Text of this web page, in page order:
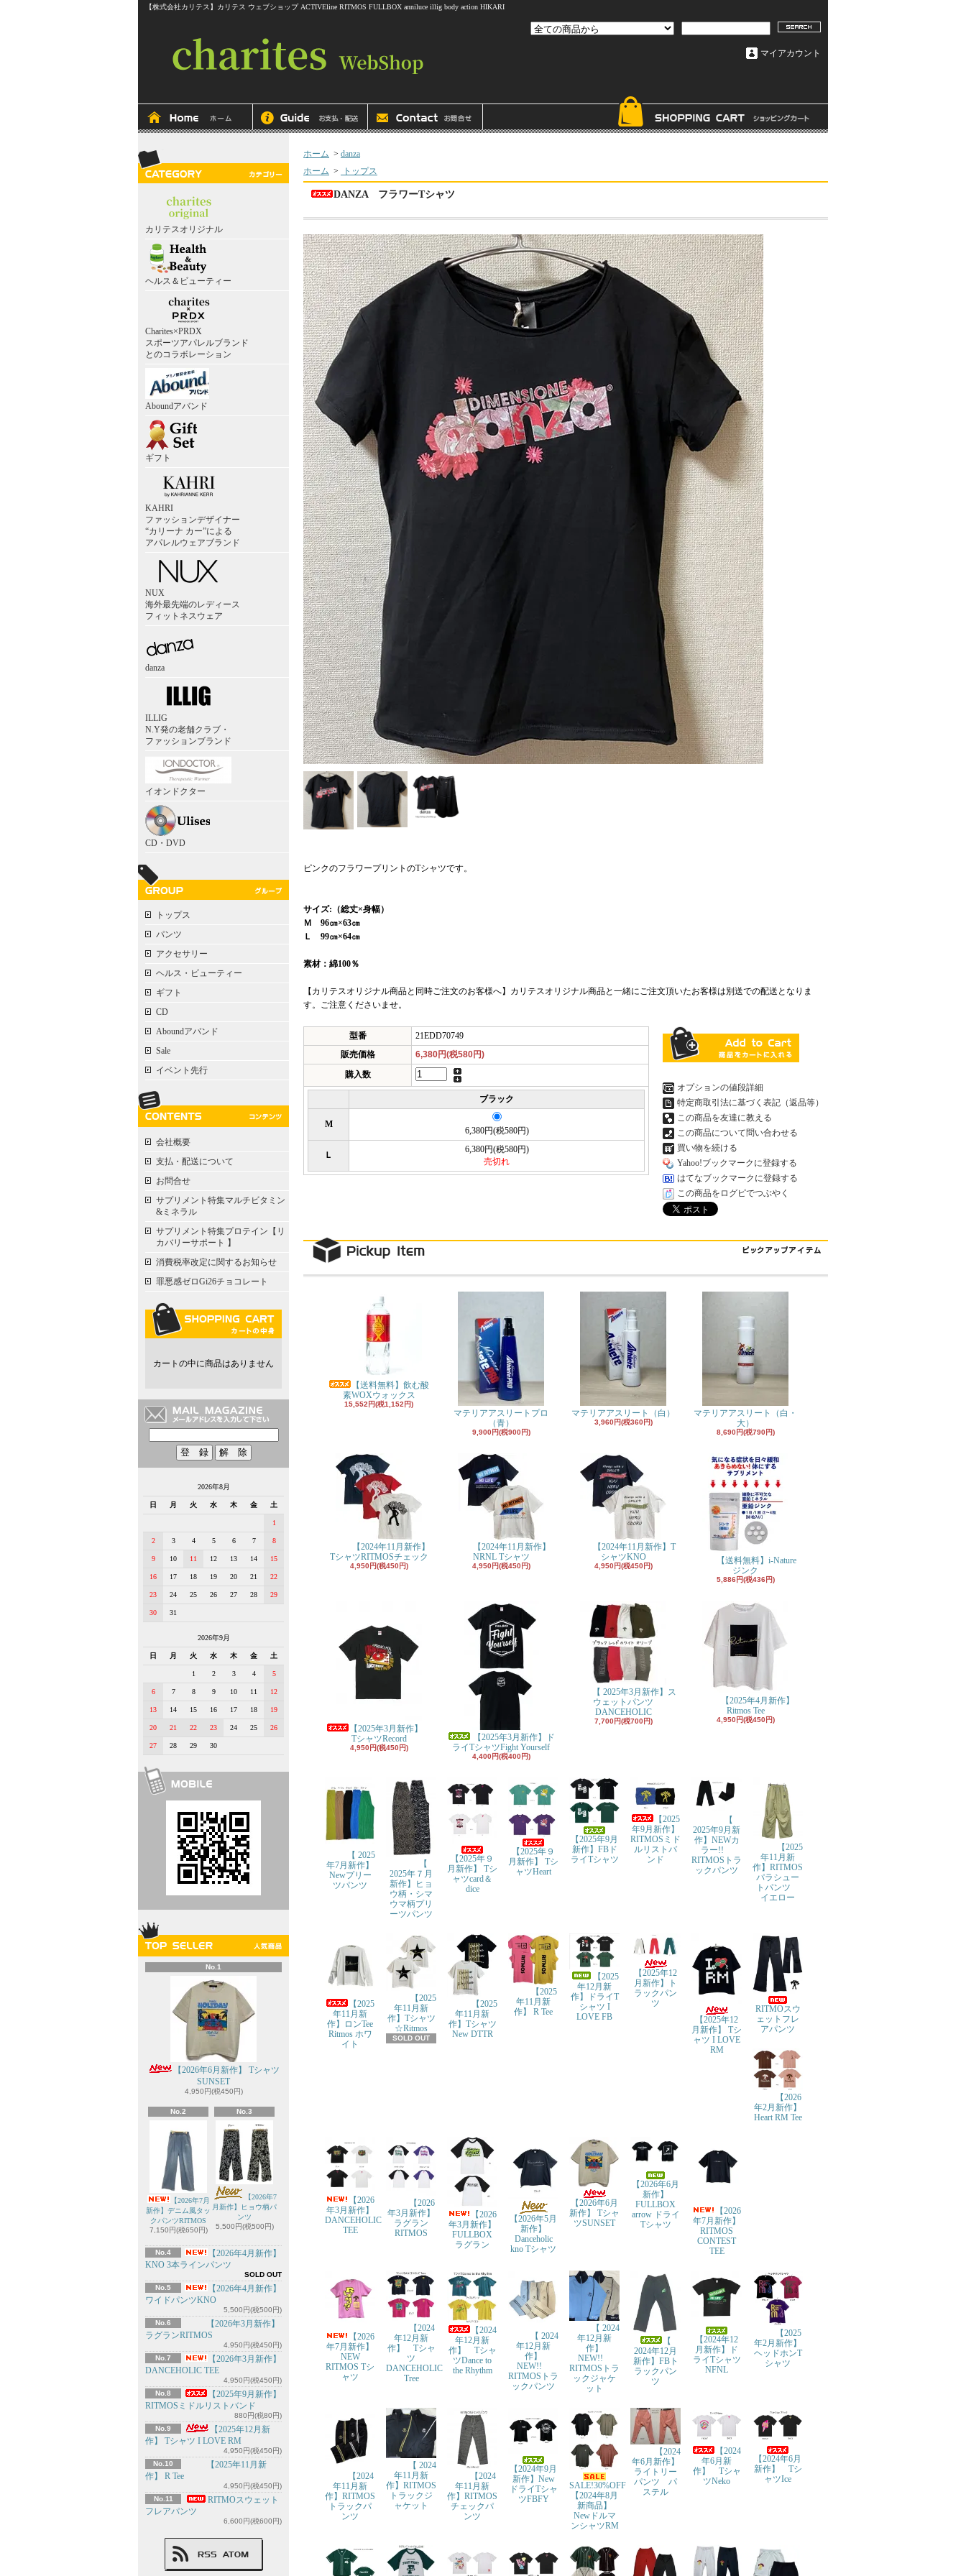
【株式会社カリテス】カリテス ウェブショップ ACTIVEline RITMOS FULLBOX anniluce illig body action HIKARI
マイアカウント
カリテスオリジナル
ヘルス＆ビューティー
Charites×PRDX
スポーツアパレルブランド
とのコラボレーション
Aboundアバンド
ギフト
KAHRI
ファッションデザイナー
“カリーナ カー”による
アパレルウェアブランド
NUX
海外最先端のレディース
フィットネスウェア
danza
ILLIG
N.Y発の老舗クラブ・
ファッションブランド
イオンドクター
CD・DVD
トップス
パンツ
アクセサリー
ヘルス・ビューティー
ギフト
CD
Aboundアバンド
Sale
イベント先行
会社概要
支払・配送について
お問合せ
サプリメント特集マルチビタミン
&ミネラル
サプリメント特集プロテイン【リ
カバリーサポート 】
消費税率改定に関するお知らせ
罪悪感ゼロGi26チョコレート
カートの中に商品はありません
2026年8月
日 月 火 水 木 金 土
1
2 3 4 5 6 7 8
9 10 11 12 13 14 15
16 17 18 19 20 21 22
23 24 25 26 27 28 29
30 31
2026年9月
日 月 火 水 木 金 土
1 2 3 4 5
6 7 8 9 10 11 12
13 14 15 16 17 18 19
20 21 22 23 24 25 26
27 28 29 30
No.1
【2026年6月新作】 Tシャツ
SUNSET
4,950円(税450円)
No.2
【2026年7月
新作】デニム風タッ
クパンツRITMOS
7,150円(税650円)
No.3
【2026年7
月新作】ヒョウ柄パ
ンツ
5,500円(税500円)
No.4
【2026年4月新作】
KNO 3本ラインパンツ
SOLD OUT
No.5
【2026年4月新作】
ワイドパンツKNO
5,500円(税500円)
No.6
【2026年3月新作】
ラグランRITMOS
4,950円(税450円)
No.7
【2026年3月新作】
DANCEHOLIC TEE
4,950円(税450円)
No.8
【2025年9月新作】
RITMOSミドルリストバンド
880円(税80円)
No.9
【2025年12月新
作】 Tシャツ I LOVE RM
4,950円(税450円)
No.10
【2025年11月新
作】 R Tee
4,950円(税450円)
No.11
RITMOスウェット
フレアパンツ
6,600円(税600円)
ホーム > danza
ホーム > トップス
DANZA フラワーTシャツ
ピンクのフラワープリントのTシャツです。
サイズ:（総丈×身幅）
Ｍ 96㎝×63㎝
Ｌ 99㎝×64㎝
素材：綿100％
【カリテスオリジナル商品と同時ご注文のお客様へ】カリテスオリジナル商品と一緒にご注文頂いたお客様は別送での配送となりま
す。ご注意くださいませ。
型番
21EDD70749
販売価格
6,380円(税580円)
購入数
ブラック
M
6,380円(税580円)
Ｌ
6,380円(税580円)
売切れ
オプションの値段詳細
特定商取引法に基づく表記（返品等）
この商品を友達に教える
この商品について問い合わせる
買い物を続ける
Yahoo!ブックマークに登録する
はてなブックマークに登録する
この商品をログピでつぶやく
【送料無料】飲む酸
素WOXウォックス
15,552円(税1,152円)
マテリアアスリートプロ
（青）
9,900円(税900円)
マテリアアスリート（白）
3,960円(税360円)
マテリアアスリート（白・
大）
8,690円(税790円)
【2024年11月新作】
TシャツRITMOSチェック
4,950円(税450円)
【2024年11月新作】
NRNL Tシャツ
4,950円(税450円)
【2024年11月新作】T
シャツKNO
4,950円(税450円)
【送料無料】i-Nature
ジンク
5,886円(税436円)
【2025年3月新作】
TシャツRecord
4,950円(税450円)
【2025年3月新作】ド
ライTシャツFight Yourself
4,400円(税400円)
【 2025年3月新作】ス
ウェットパンツ
DANCEHOLIC
7,700円(税700円)
【2025年4月新作】
Ritmos Tee
4,950円(税450円)
【 2025
年7月新作】
Newプリー
ツパンツ
【
2025年７月
新作】ヒョ
ウ柄・シマ
ウマ柄プリ
ーツパンツ
【2025年９
月新作】 Tシ
ャツcard＆
dice
【2025年９
月新作】 Tシ
ャツHeart
【2025年9月
新作】FBド
ライTシャツ
【2025
年9月新作】
RITMOSミド
ルリストバ
ンド
【
2025年9月新
作】NEWカ
ラー!!
RITMOSトラ
ックパンツ
【2025
年11月新
作】RITMOS
パラシュー
トパンツ
イエロー
【2025
年11月新
作】ロンTee
Ritmos ホワ
イト
【2025
年11月新
作】Tシャツ
☆Ritmos
SOLD OUT
【2025
年11月新
作】Tシャツ
New DTTR
【2025
年11月新
作】 R Tee
【2025
年12月新
作】ドライT
シャツ I
LOVE FB
【2025年12
月新作】ト
ラックパン
ツ
【2025年12
月新作】 Tシ
ャツ I LOVE
RM
RITMOスウ
ェットフレ
アパンツ
【2026
年2月新作】
Heart RM Tee
【2026
年3月新作】
DANCEHOLIC
TEE
【2026
年3月新作】
ラグラン
RITMOS
【2026
年3月新作】
FULLBOX
ラグラン
【2026年5月
新作】
Danceholic
kno Tシャツ
【2026年6月
新作】 Tシャ
ツSUNSET
【2026年6月
新作】
FULLBOX
arrow ドライ
Tシャツ
【2026
年7月新作】
RITMOS
CONTEST
TEE
【2026
年7月新作】
NEW
RITMOS Tシ
ャツ
【2024
年12月新
作】 Tシャ
ツ
DANCEHOLIC
Tree
【2024
年12月新
作】 Tシャ
ツDance to
the Rhythm
【 2024
年12月新
作】
NEW!!
RITMOSトラ
ックパンツ
【 2024
年12月新
作】
NEW!!
RITMOSトラ
ックジャケ
ット
【
2024年12月
新作】FBト
ラックパン
ツ
【2024年12
月新作】ド
ライTシャツ
NFNL
【2025
年2月新作】
ヘッドホンT
シャツ
【2024
年11月新
作】RITMOS
トラックパ
ンツ
【 2024
年11月新
作】RITMOS
トラックジ
ャケット
【2024
年11月新
作】RITMOS
チェックパ
ンツ
【2024年9月
新作】New
ドライTシャ
ツFBFY
SALE!30%OFF
【2024年8月
新商品】
Newドルマ
ンシャツRM
【2024
年6月新作】
ライトリー
パンツ パ
ステル
【2024
年6月新
作】 Tシャ
ツNeko
【2024年6月
新作】 Tシ
ャツIce